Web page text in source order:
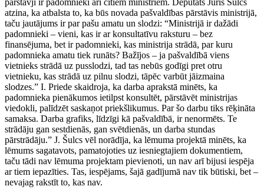
atzina, ka atbalsta to, ka būs novada pašvaldības pārstāvis ministrijā,
taču jautājums ir par pašu amatu un slodzi: “Ministrijā ir dažādi
padomnieki – vieni, kas ir ar konsultatīvu raksturu – bez
finansējuma, bet ir padomnieki, kas ministrija strādā, par kuru
padomnieka amatu tiek runāts? Bažījos – ja pašvaldībā viens
vietnieks strādā uz pusslodzi, tad tas nebūs godīgi pret otru
vietnieku, kas strādā uz pilnu slodzi, tāpēc varbūt jāizmaina
slodzes.” I. Priede skaidroja, ka darba aprakstā minēts, ka
padomnieka pienākumos ietilpst konsultēt, pārstāvēt ministrijas
viedokli, palīdzēt saskaņot priekšlikumus. Par šo darbu tiks rēķināta
samaksa. Darba grafiks, līdzīgi kā pašvaldībā, ir nenormēts. Te
strādāju gan sestdienās, gan svētdienās, un darba stundas
pārstrādāju.” J. Šulcs vēl norādīja, ka lēmuma projektā minēts, ka
lēmums sagatavots, pamatojoties uz iesniegtajiem dokumentiem,
taču tādi nav lēmuma projektam pievienoti, un nav arī bijusi iespēja
ar tiem iepazīties. Tas, iespējams, šajā gadījumā nav tik būtiski, bet –
nevajag rakstīt to, kas nav.